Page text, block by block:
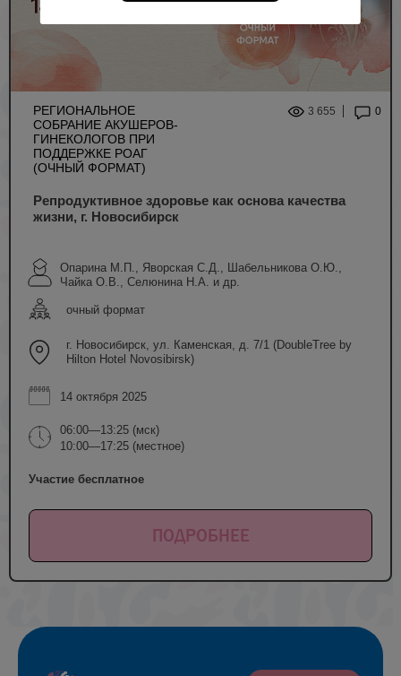
РЕГИОНАЛЬНОЕ
СОБРАНИЕ АКУШЕРОВ-
ГИНЕКОЛОГОВ ПРИ
ПОДДЕРЖКЕ РОАГ
(ОЧНЫЙ ФОРМАТ)
3 655 0
Репродуктивное здоровье как основа качества
жизни, г. Новосибирск
Опарина М.П., Яворская С.Д., Шабельникова О.Ю.,
Чайка О.В., Селюнина Н.А. и др.
очный формат
г. Новосибирск, ул. Каменская, д. 7/1 (DoubleTree by
Hilton Hotel Novosibirsk)
14 октября 2025
06:00—13:25 (мск)
10:00—17:25 (местное)
Участие бесплатное
ПОДРОБНЕЕ